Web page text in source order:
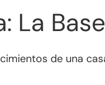
La
de una